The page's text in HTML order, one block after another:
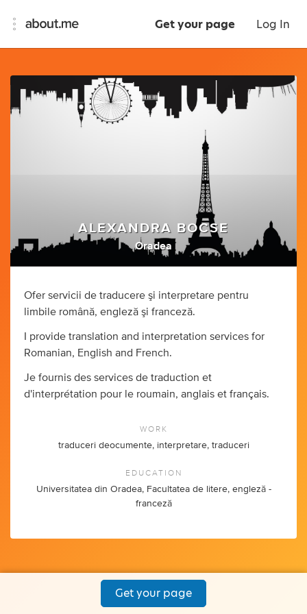
Get your page Log In
ALEXANDRA BOCSE
Oradea
Ofer servicii de traducere şi interpretare pentru
limbile română, engleză şi franceză.
I provide translation and interpretation services for
Romanian, English and French.
Je fournis des services de traduction et
d'interprétation pour le roumain, anglais et français.
WORK
traduceri deocumente, interpretare, traduceri
EDUCATION
Universitatea din Oradea, Facultatea de litere, engleză -
franceză
Get your page